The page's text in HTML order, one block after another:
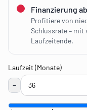
Profitiere von
Schlussrate – mit
Laufzeitende.
Laufzeit (Monate)
−